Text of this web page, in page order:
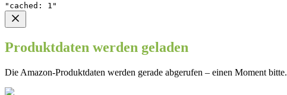
"cached: 1"
Produktdaten werden geladen
Die Amazon-Produktdaten werden gerade abgerufen – einen Moment bitte.